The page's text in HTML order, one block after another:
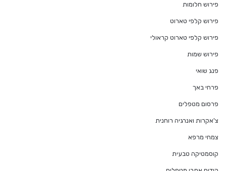
פירוש חלומות
פירוש קלפי טארוט
פירוש קלפי טארוט קראולי
פירוש שמות
פנג שואי
פרחי באך
פרסום מטפלים
צ'אקרות ואנרגיה רוחנית
צמחי מרפא
קוסמטיקה טבעית